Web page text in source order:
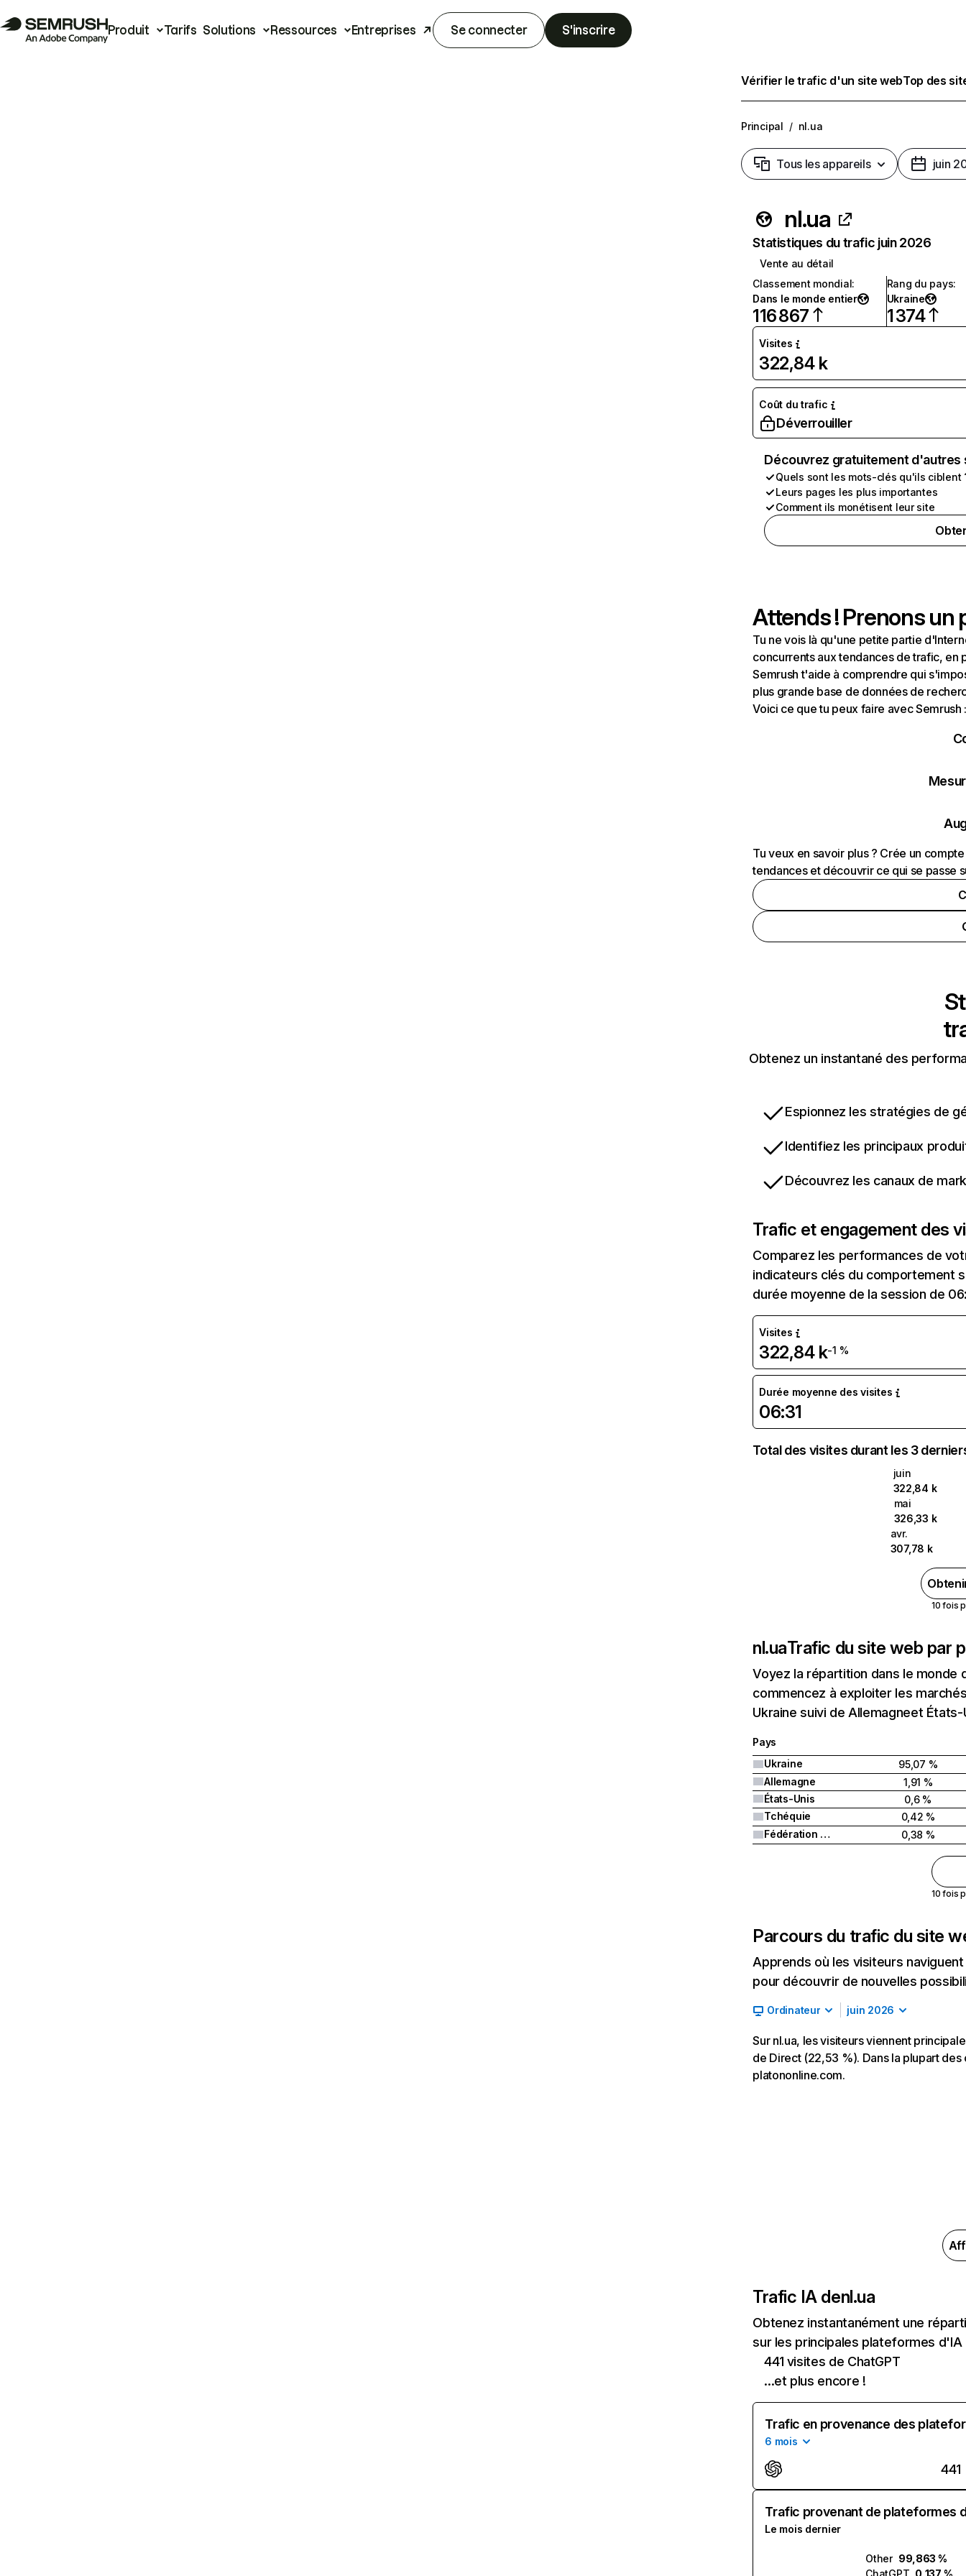
Produit Tarifs Solutions Ressources Entreprises Se connecter S'inscrire
Vérifier le trafic d'un site webTop des
Principal / nl.ua
Tous les appareils juin
nl.ua
Statistiques du trafic juin 2026
Vente au détail
Classement mondial:
Dans le monde entier
116 867
Rang du pays:
Ukraine
1 374
Visites
322,84 k
Coût du trafic
Déverrouiller
Découvrez gratuitement
Quels sont les mots-clés qu'ils ciblent
Leurs pages les plus importantes
Comment ils monétisent leur site
Attends ! Prenons un
Tu ne vois là qu'une petite partie
concurrents aux tendances de trafic, en
Semrush t'aide à comprendre qui
plus grande base de données de
Voici ce que tu peux faire avec Semrush
Tu veux en savoir plus ? Crée un
tendances et découvrir ce qui se passe
Obtenez un instantané des
Espionnez les stratégies de
Identifiez les principaux
Découvrez les canaux de
Trafic et engagement des
Comparez les performances de
indicateurs clés du comportement
durée moyenne de la session de
Visites
322,84 k-1 %
Durée moyenne des visites
06:31
Total des visites durant les 3
juin
322,84 k
mai
326,33 k
avr.
307,78 k
10 fois
nl.uaTrafic du site web par
Voyez la répartition dans le
commencez à exploiter les
Ukraine suivi de Allemagneet États-
Pays
Ukraine
95,07 %
Allemagne
1,91 %
États-Unis
0,6 %
Tchéquie
0,42 %
Fédération de Russie
0,38 %
10 fois
Parcours du trafic du site
Apprends où les visiteurs
pour découvrir de nouvelles
Ordinateur juin 2026
Sur nl.ua, les visiteurs viennent
de Direct (22,53 %). Dans la plupart
platononline.com.
Trafic IA denl.ua
Obtenez instantanément une
sur les principales plateformes d'IA
441 visites de ChatGPT
...et plus encore !
Trafic en provenance des
6 mois
441
Trafic provenant de plateformes
Le mois dernier
Other 99,863 %
ChatGPT 0,137 %